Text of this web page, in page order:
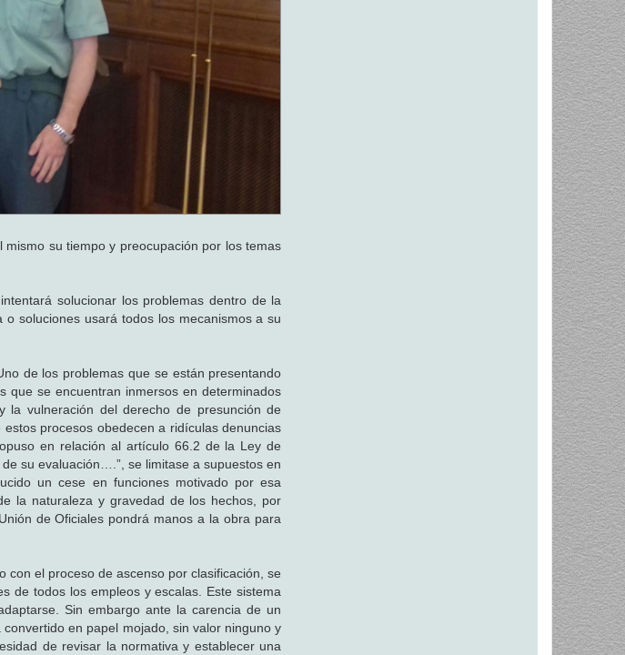
su tiempo y preocupación por los temas
solucionar los problemas dentro de la
soluciones usará todos los mecanismos a su
de los problemas que se están presentando
que se encuentran inmersos en determinados
la vulneración del derecho de presunción de
procesos obedecen a ridículas denuncias
en relación al artículo 66.2 de la Ley de
su evaluación….”, se limitase a supuestos en
un cese en funciones motivado por esa
la naturaleza y gravedad de los hechos, por
de Oficiales pondrá manos a la obra para
con el proceso de ascenso por clasificación, se
de todos los empleos y escalas. Este sistema
Sin embargo ante la carencia de un
en papel mojado, sin valor ninguno y
de revisar la normativa y establecer una